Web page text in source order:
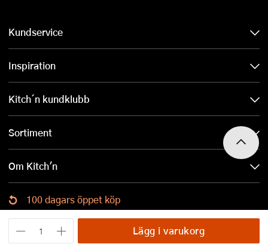
Lägg i varukorg
Kundservice
Inspiration
Kitch´n kundklubb
Sortiment
Om Kitch'n
100 dagars öppet köp
Ladda ned Kitch´n-appen